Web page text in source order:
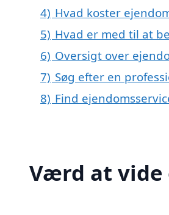
4) Hvad koster
5) Hvad er med til at
6) Oversigt over
7) Søg efter en
8) Find
Værd at vide